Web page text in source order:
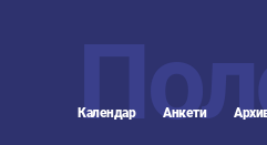
Календар Анкети